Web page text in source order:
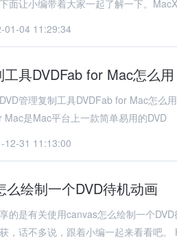
面让小编带着大家一起了解一下。
01-04 11:29:34
工具DVDFab for Mac怎么用
管理复制工具DVDFab for Mac怎么
Mac是Mac平台上一款简单易用的DVD
12-31 11:13:00
么绘制一个DVD待机动画
的是有关使用canvas怎么绘制一个
，话不多说，跟着小编一起来看看吧。